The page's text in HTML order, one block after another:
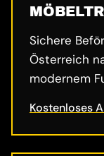
Sichere
Österreich
modernem
Kostenloses